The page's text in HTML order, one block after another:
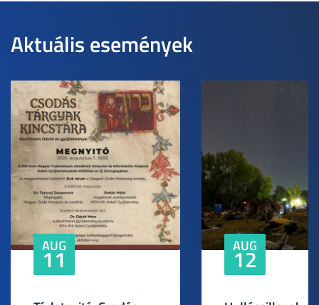
Aktuális események
AUG
11 AUG
12